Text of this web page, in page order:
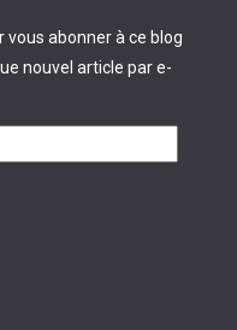
abonner à ce blog
nouvel article par e-